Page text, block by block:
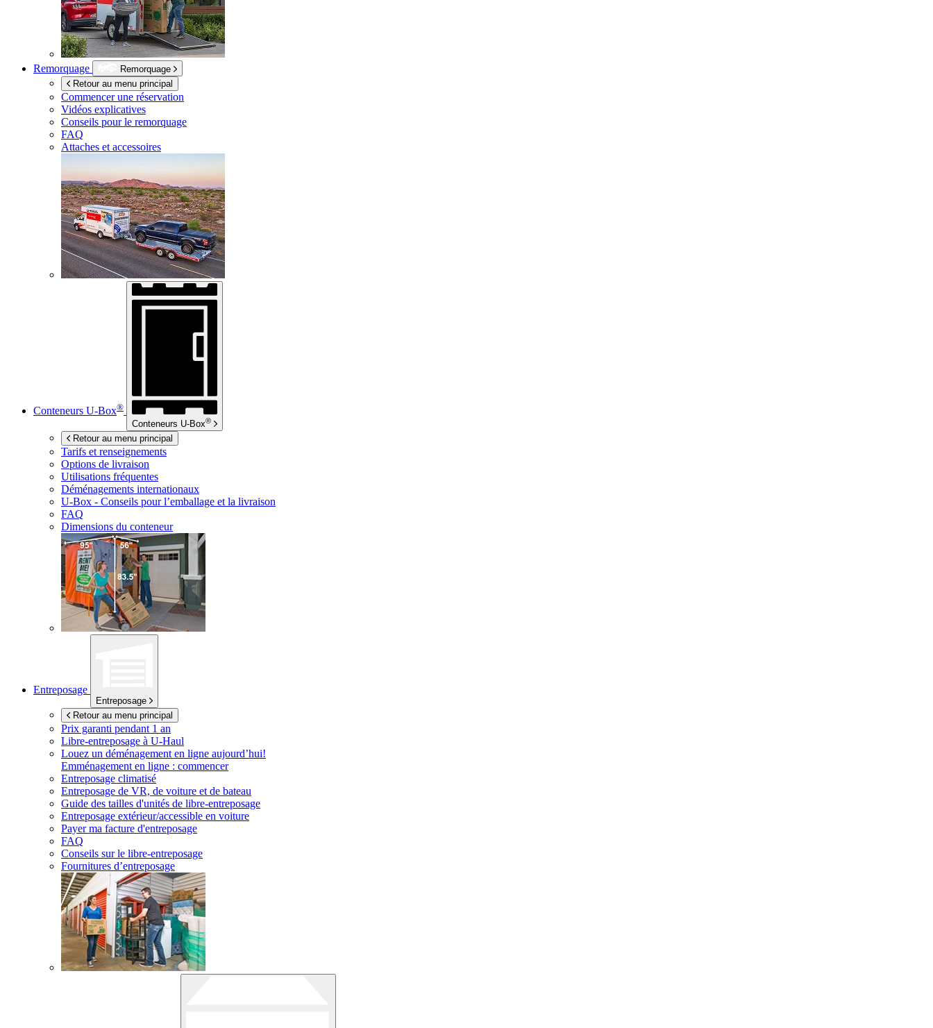
Remorquage
Remorquage
Retour au menu principal
Commencer une réservation
Vidéos explicatives
Conseils pour le remorquage
FAQ
Attaches et accessoires
Conteneurs U-Box®
Conteneurs U-Box®
Retour au menu principal
Tarifs et renseignements
Options de livraison
Utilisations fréquentes
Déménagements internationaux
U-Box - Conseils pour l’emballage et la livraison
FAQ
Dimensions du conteneur
Entreposage
Entreposage
Retour au menu principal
Prix garanti pendant 1 an
Libre-entreposage à U-Haul
Louez un déménagement en ligne aujourd’hui!
Emménagement en ligne : commencer
Entreposage climatisé
Entreposage de VR, de voiture et de bateau
Guide des tailles d'unités de libre-entreposage
Entreposage extérieur/accessible en voiture
Payer ma facture d'entreposage
FAQ
Conseils sur le libre-entreposage
Fournitures d’entreposage